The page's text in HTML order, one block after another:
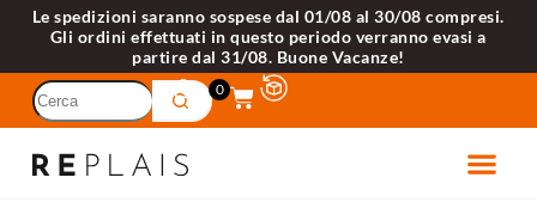
Le spedizioni saranno sospese dal 01/08 al 30/08 compresi.
Gli ordini effettuati in questo periodo verranno evasi a
partire dal 31/08. Buone Vacanze!
0